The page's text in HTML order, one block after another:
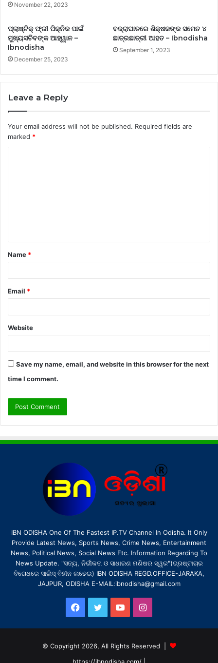
November 22, 2023
ପ୍ଲାଷ୍ଟିକ୍ ଫ୍ରୀ ପିକ୍‌ନିକ ପାଇଁ
ମୁଖ୍ୟସଚିବଙ୍କ ଆହ୍ୱାନ –
Ibnodisha
December 25, 2023
ବଜ୍ରାଘାତରେ ଶିକ୍ଷକଙ୍କ ସମେତ ୪
ଛାତ୍ରଛାତ୍ରୀ ଆହତ – Ibnodisha
September 1, 2023
Leave a Reply
Your email address will not be published. Required fields are
marked *
t
*
Name *
Email *
Website
Save my name, email, and website in this browser for the next
time I comment.
IBN ODISHA One Of The Fastest IP.TV Channel In Odisha. It Only
Provide Latest News, Sports News, Crime News, Entertainment
News, Political News, Social News Etc. Information Regarding To
News Update. "ସତ୍ୟ, ନିର୍ଭୀକତା ଓ ସାଧାରଣ ମଣିଷର ସ୍ୱର"(ଭ୍ରଷ୍ଟାଚାର
ବିରୋଧରେ ସାଲିସ୍ ବିହୀନ ଲଢେଇ) IBN ODISHA REGD.OFFICE-JARAKA,
JAJPUR, ODISHA E-MAIL:ibnodisha@gmail.com
Facebook
TwitterYouTubeInstagram
© Copyright 2026, All Rights Reserved |
https://ibnodisha.com/